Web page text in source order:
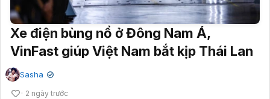
Xe điện bùng nổ ở Đông Nam Á,
VinFast giúp Việt Nam bắt kịp Thái Lan
Sasha ✔
2 ngày trước